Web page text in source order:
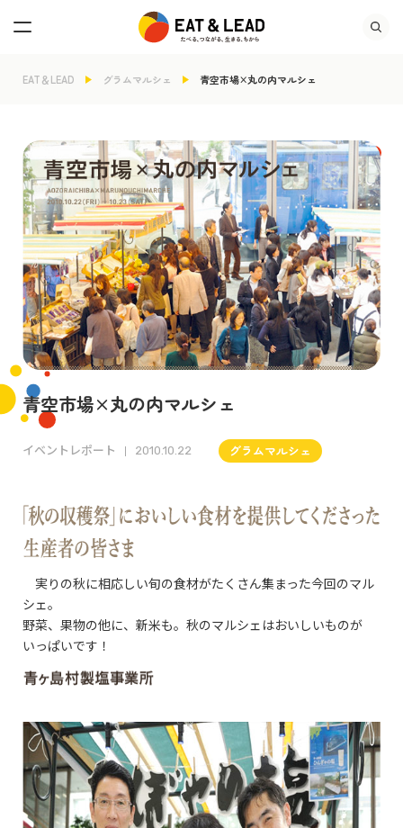
EAT＆LEAD グラムマルシェ 青空市場×丸の内マルシェ
青空市場×丸の内マルシェ
イベントレポート 2010.10.22 グラムマルシェ
実りの秋に相応しい旬の食材がたくさん集まった今回のマル
シェ。
野菜、果物の他に、新米も。秋のマルシェはおいしいものが
いっぱいです！